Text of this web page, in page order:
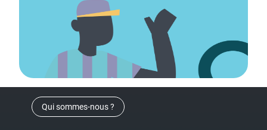
Qui sommes-nous ?